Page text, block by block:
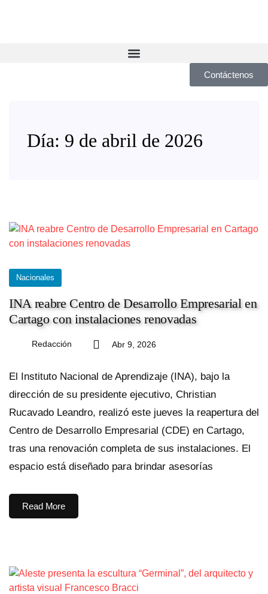
Contáctenos
Día: 9 de abril de 2026
Nacionales
INA reabre Centro de Desarrollo Empresarial en
Cartago con instalaciones renovadas
Redacción Abr 9, 2026
El Instituto Nacional de Aprendizaje (INA), bajo la
dirección de su presidente ejecutivo, Christian
Rucavado Leandro, realizó este jueves la reapertura del
Centro de Desarrollo Empresarial (CDE) en Cartago,
tras una renovación completa de sus instalaciones. El
espacio está diseñado para brindar asesorías
Read More